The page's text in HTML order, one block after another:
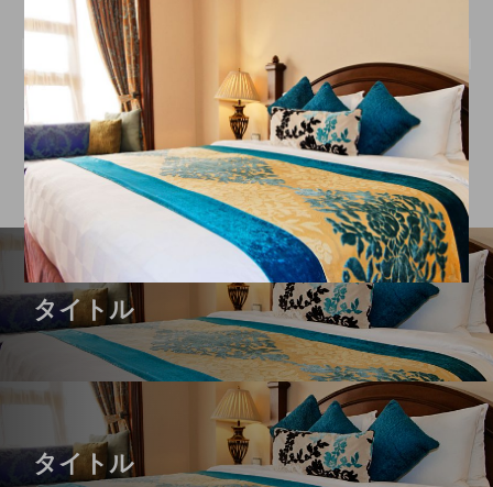
トラックバックURL
この記事へのトラックバックはありません。
タイトル
タイトル